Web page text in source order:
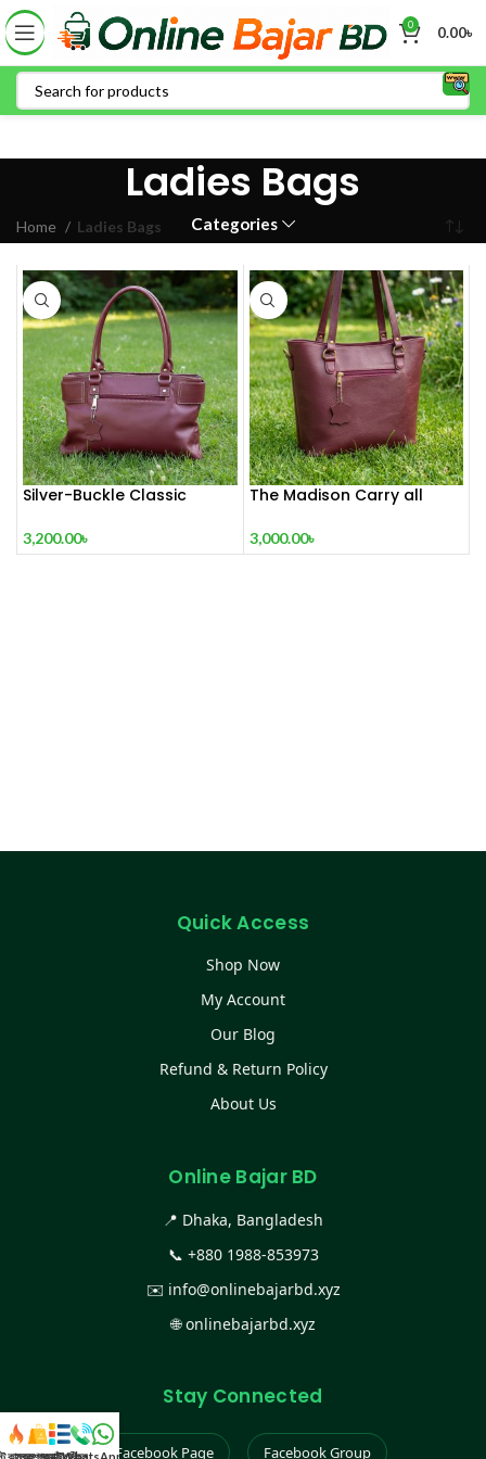
0 0.00৳
Ladies Bags
Categories
Home Ladies Bags
Silver-Buckle Classic
3,200.00৳
The Madison Carry all
3,000.00৳
Quick Access
Shop Now
My Account
Our Blog
Refund & Return Policy
About Us
Online Bajar BD
📍 Dhaka, Bangladesh
📞 +880 1988-853973
✉️ info@onlinebajarbd.xyz
🌐onlinebajarbd.xyz
Stay Connected
Facebook Page Facebook Group